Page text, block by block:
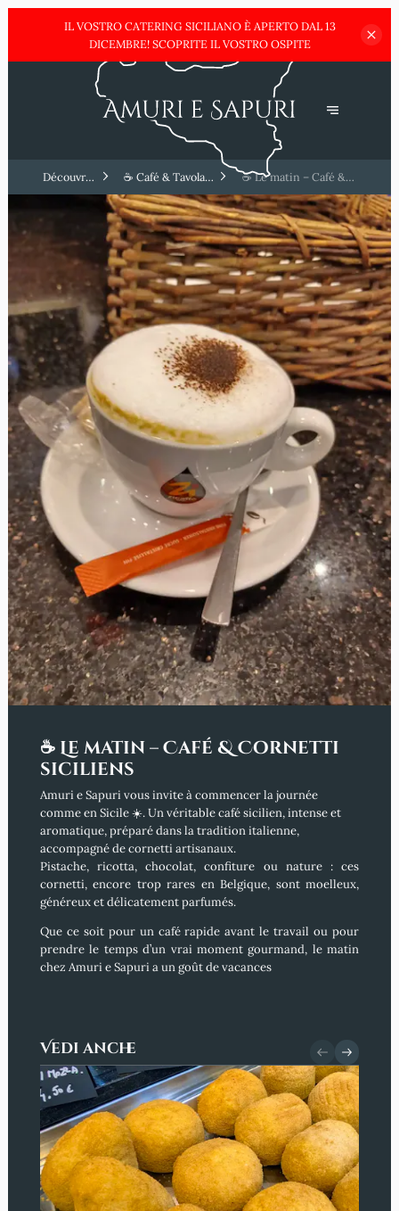
IL VOSTRO CATERING SICILIANO È APERTO DAL 13
DICEMBRE!SCOPRITE IL VOSTRO OSPITE
Découvrez
la Sicile
☕ Café & Tavola
Calda Sicilienne
☕ Le matin – Café &
Cornetti siciliens
☕ Le matin – Café & Cornetti
siciliens
Amuri e Sapuri vous invite à commencer la journée
comme en Sicile ☀️. Un véritable café sicilien, intense et
aromatique, préparé dans la tradition italienne,
accompagné de cornetti artisanaux.
Pistache, ricotta, chocolat, confiture ou nature : ces
cornetti, encore trop rares en Belgique, sont moelleux,
généreux et délicatement parfumés.
Que ce soit pour un café rapide avant le travail ou pour
prendre le temps d’un vrai moment gourmand, le matin
chez Amuri e Sapuri a un goût de vacances
Vedi anche